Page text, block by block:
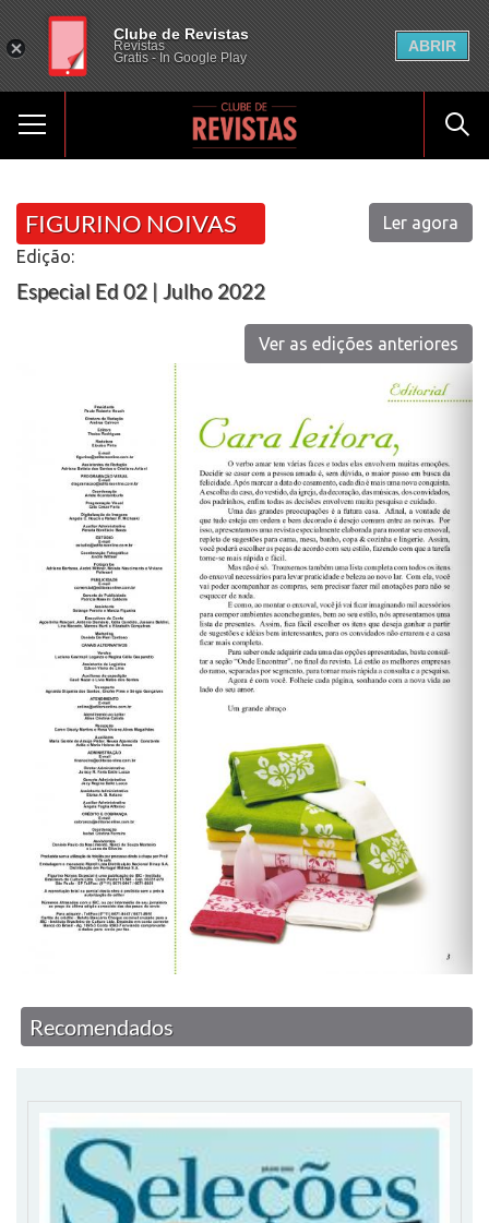
FIGURINO NOIVAS
Edição:
Especial Ed 02 | Julho 2022
Ler agora
Ver as edições anteriores
Recomendados
Clube de Revistas
Revistas
Gratis - In Google Play
ABRIR